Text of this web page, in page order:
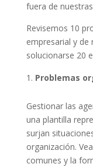
fuera de
Revisemos 10
empresarial y de
solucionarse 20
Problemas
Gestionar las
una plantilla
surjan
organización.
comunes y la